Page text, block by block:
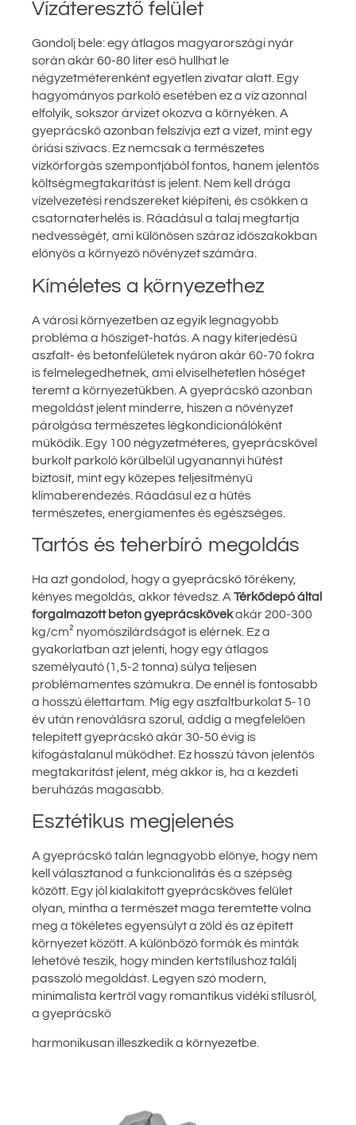
Vízáteresztő felület
Gondolj bele: egy átlagos magyarországi nyár
során akár 60-80 liter eső hullhat le
négyzetméterenként egyetlen zivatar alatt. Egy
hagyományos parkoló esetében ez a víz azonnal
elfolyik, sokszor árvizet okozva a környéken. A
gyeprácskő azonban felszívja ezt a vizet, mint egy
óriási szivacs. Ez nemcsak a természetes
vízkörforgás szempontjából fontos, hanem jelentős
költségmegtakarítást is jelent. Nem kell drága
vízelvezetési rendszereket kiépíteni, és csökken a
csatornaterhelés is. Ráadásul a talaj megtartja
nedvességét, ami különösen száraz időszakokban
előnyös a környező növényzet számára.
Kíméletes a környezethez
A városi környezetben az egyik legnagyobb
probléma a hősziget-hatás. A nagy kiterjedésű
aszfalt- és betonfelületek nyáron akár 60-70 fokra
is felmelegedhetnek, ami elviselhetetlen hőséget
teremt a környezetükben. A gyeprácskő azonban
megoldást jelent minderre, hiszen a növényzet
párolgása természetes légkondicionálóként
működik. Egy 100 négyzetméteres, gyeprácskővel
burkolt parkoló körülbelül ugyanannyi hűtést
biztosít, mint egy közepes teljesítményű
klímaberendezés. Ráadásul ez a hűtés
természetes, energiamentes és egészséges.
Tartós és teherbíró megoldás
Ha azt gondolod, hogy a gyeprácskő törékeny,
kényes megoldás, akkor tévedsz. A Térkődepó által
forgalmazott beton gyeprácskövekakár 200-300
kg/cm² nyomószilárdságot is elérnek. Ez a
gyakorlatban azt jelenti, hogy egy átlagos
személyautó (1,5-2 tonna) súlya teljesen
problémamentes számukra. De ennél is fontosabb
a hosszú élettartam. Míg egy aszfaltburkolat 5-10
év után renoválásra szorul, addig a megfelelően
telepített gyeprácskő akár 30-50 évig is
kifogástalanul működhet. Ez hosszú távon jelentős
megtakarítást jelent, még akkor is, ha a kezdeti
beruházás magasabb.
Esztétikus megjelenés
A gyeprácskő talán legnagyobb előnye, hogy nem
kell választanod a funkcionalitás és a szépség
között. Egy jól kialakított gyeprácsköves felület
olyan, mintha a természet maga teremtette volna
meg a tökéletes egyensúlyt a zöld és az épített
környezet között. A különböző formák és minták
lehetővé teszik, hogy minden kertstílushoz találj
passzoló megoldást. Legyen szó modern,
minimalista kertről vagy romantikus vidéki stílusról,
a gyeprácskő
harmonikusan illeszkedik a környezetbe.